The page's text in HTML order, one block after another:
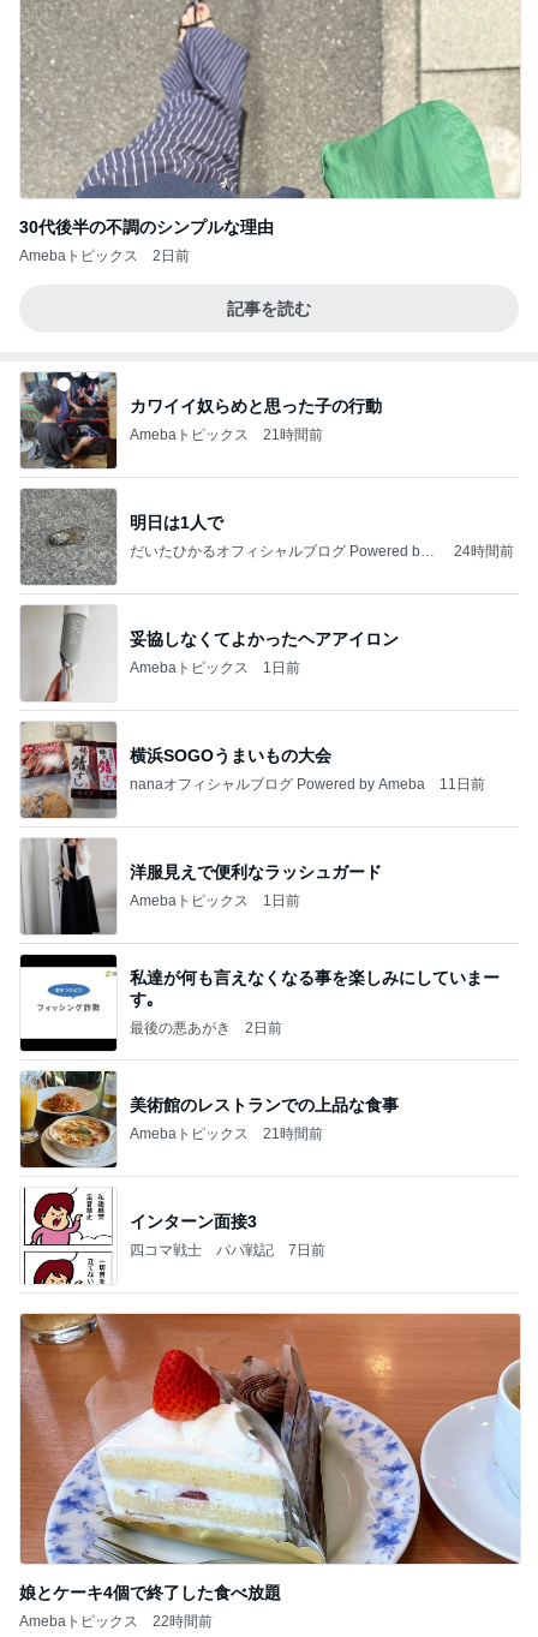
30代後半の不調のシンプルな理由
Amebaトピックス 2日前
記事を読む
カワイイ奴らめと思った子の行動
Amebaトピックス 21時間前
明日は1人で
だいたひかるオフィシャルブログ Powered by
24時間前
妥協しなくてよかったヘアアイロン
Amebaトピックス 1日前
横浜SOGOうまいもの大会
nanaオフィシャルブログ Powered by Ameba 11日前
洋服見えで便利なラッシュガード
Amebaトピックス 1日前
私達が何も言えなくなる事を楽しみにしていまー
す｡
最後の悪あがき 2日前
美術館のレストランでの上品な食事
Amebaトピックス 21時間前
インターン面接3
四コマ戦士 パパ戦記 7日前
娘とケーキ4個で終了した食べ放題
Amebaトピックス 22時間前